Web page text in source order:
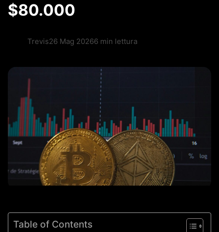
$80.000
Trevis26 Mag 20266 min lettura
Table of Contents